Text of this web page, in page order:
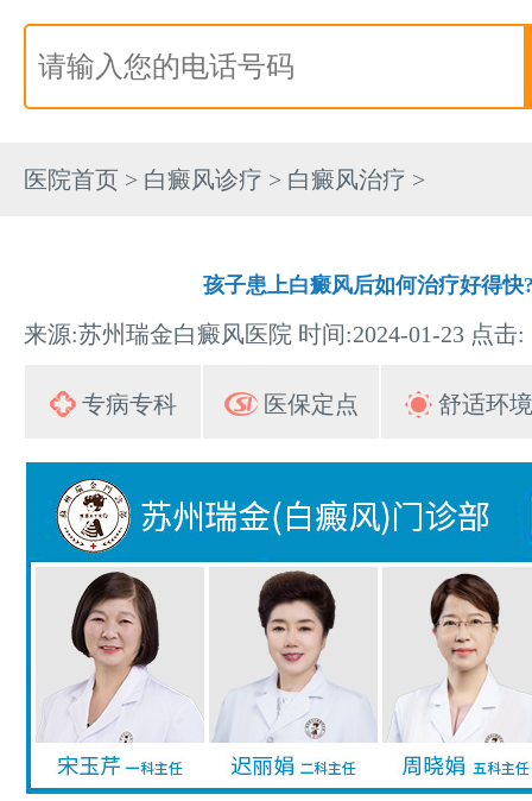
医院首页 > 白癜风诊疗 > 白癜风治疗 >
孩子患上白癜风后如何治疗好得快
来源:苏州瑞金白癜风医院 时间:2024-01-23 点击:
专病专科 医保定点 舒适环境